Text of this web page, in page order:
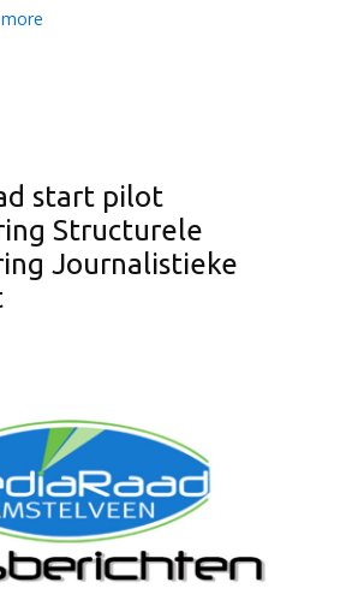
start pilot
Structurele
Journalistieke